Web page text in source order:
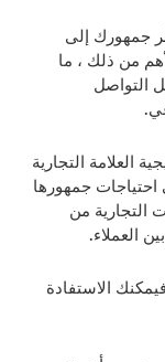
جمهورك إلى
من ذلك ، ما
التواصل
العلامة التجارية
جمهورها
التجارية من
العملاء.
الاستفادة